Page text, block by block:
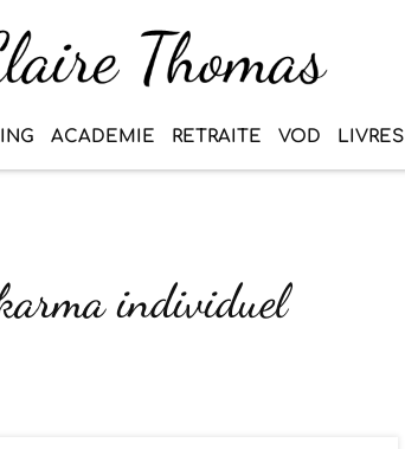
ACADEMIE RETRAITE VOD LIVRES
individuel